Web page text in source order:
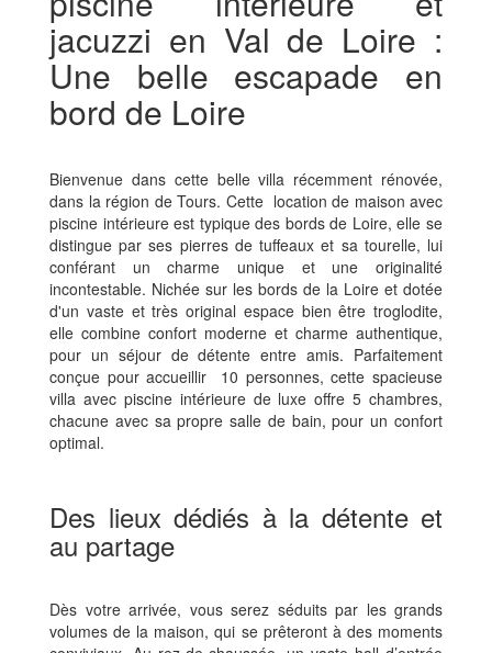
jacuzzi en Val de Loire :
Une belle escapade en
bord de Loire
Bienvenue dans cette belle villa récemment rénovée,
dans la région de Tours. Cette location de maison avec
piscine intérieure est typique des bords de Loire, elle se
distingue par ses pierres de tuffeaux et sa tourelle, lui
conférant un charme unique et une originalité
incontestable. Nichée sur les bords de la Loire et dotée
d'un vaste et très original espace bien être troglodite,
elle combine confort moderne et charme authentique,
pour un séjour de détente entre amis. Parfaitement
conçue pour accueillir 10 personnes, cette spacieuse
villa avec piscine intérieure de luxe offre 5 chambres,
chacune avec sa propre salle de bain, pour un confort
optimal.
Des lieux dédiés à la détente et
au partage
Dès votre arrivée, vous serez séduits par les grands
volumes de la maison, qui se prêteront à des moments